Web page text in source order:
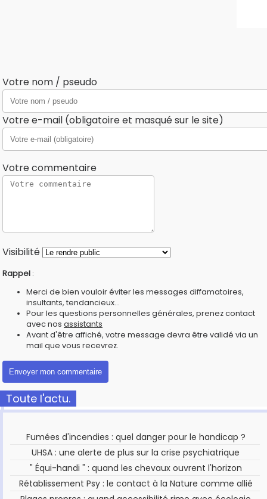
Votre nom / pseudo
Votre e-mail (obligatoire et masqué sur le site)
Votre commentaire
Visibilité
Rappel :
Merci de bien vouloir éviter les messages diffamatoires,
insultants, tendancieux...
Pour les questions personnelles générales, prenez contact
avec nos assistants
Avant d'être affiché, votre message devra être validé via un
mail que vous recevrez.
Toute l'actu.
Fumées d'incendies : quel danger pour le handicap ?
UHSA : une alerte de plus sur la crise psychiatrique
" Équi-handi " : quand les chevaux ouvrent l'horizon
Rétablissement Psy : le contact à la Nature comme allié